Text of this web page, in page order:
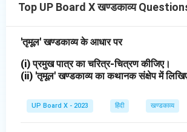
Top UP Board X खण्डकाव्य
'तृमूल' खण्डकाव्य के आधार पर
(i) प्रमुख पात्र का चरित्र-चित्रण कीजिए।
(ii) 'तृमूल' खण्डकाव्य का कथानक संक्षेप में
UP Board X - 2023 हिंदी खण्डकाव्य